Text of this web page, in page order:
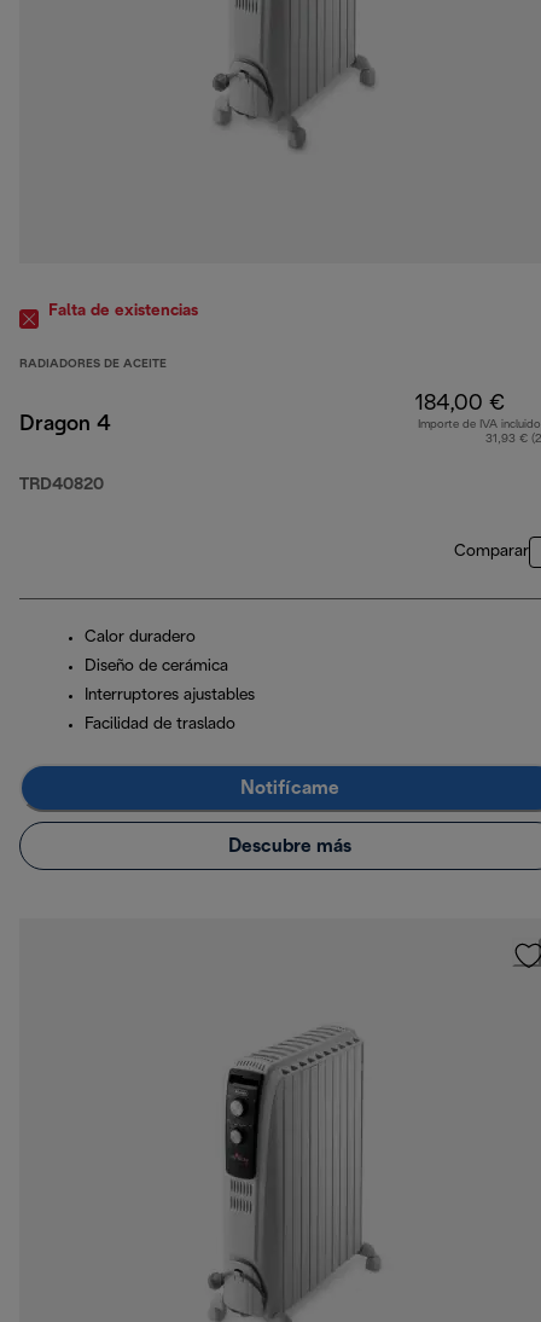
Falta de existencias
RADIADORES DE ACEITE
Dragon 4
TRD40820
184,00 €
Importe de IVA
31,93 €
Comparar
Calor duradero
Diseño de cerámica
Interruptores ajustables
Facilidad de traslado
Notifícame
Descubre más